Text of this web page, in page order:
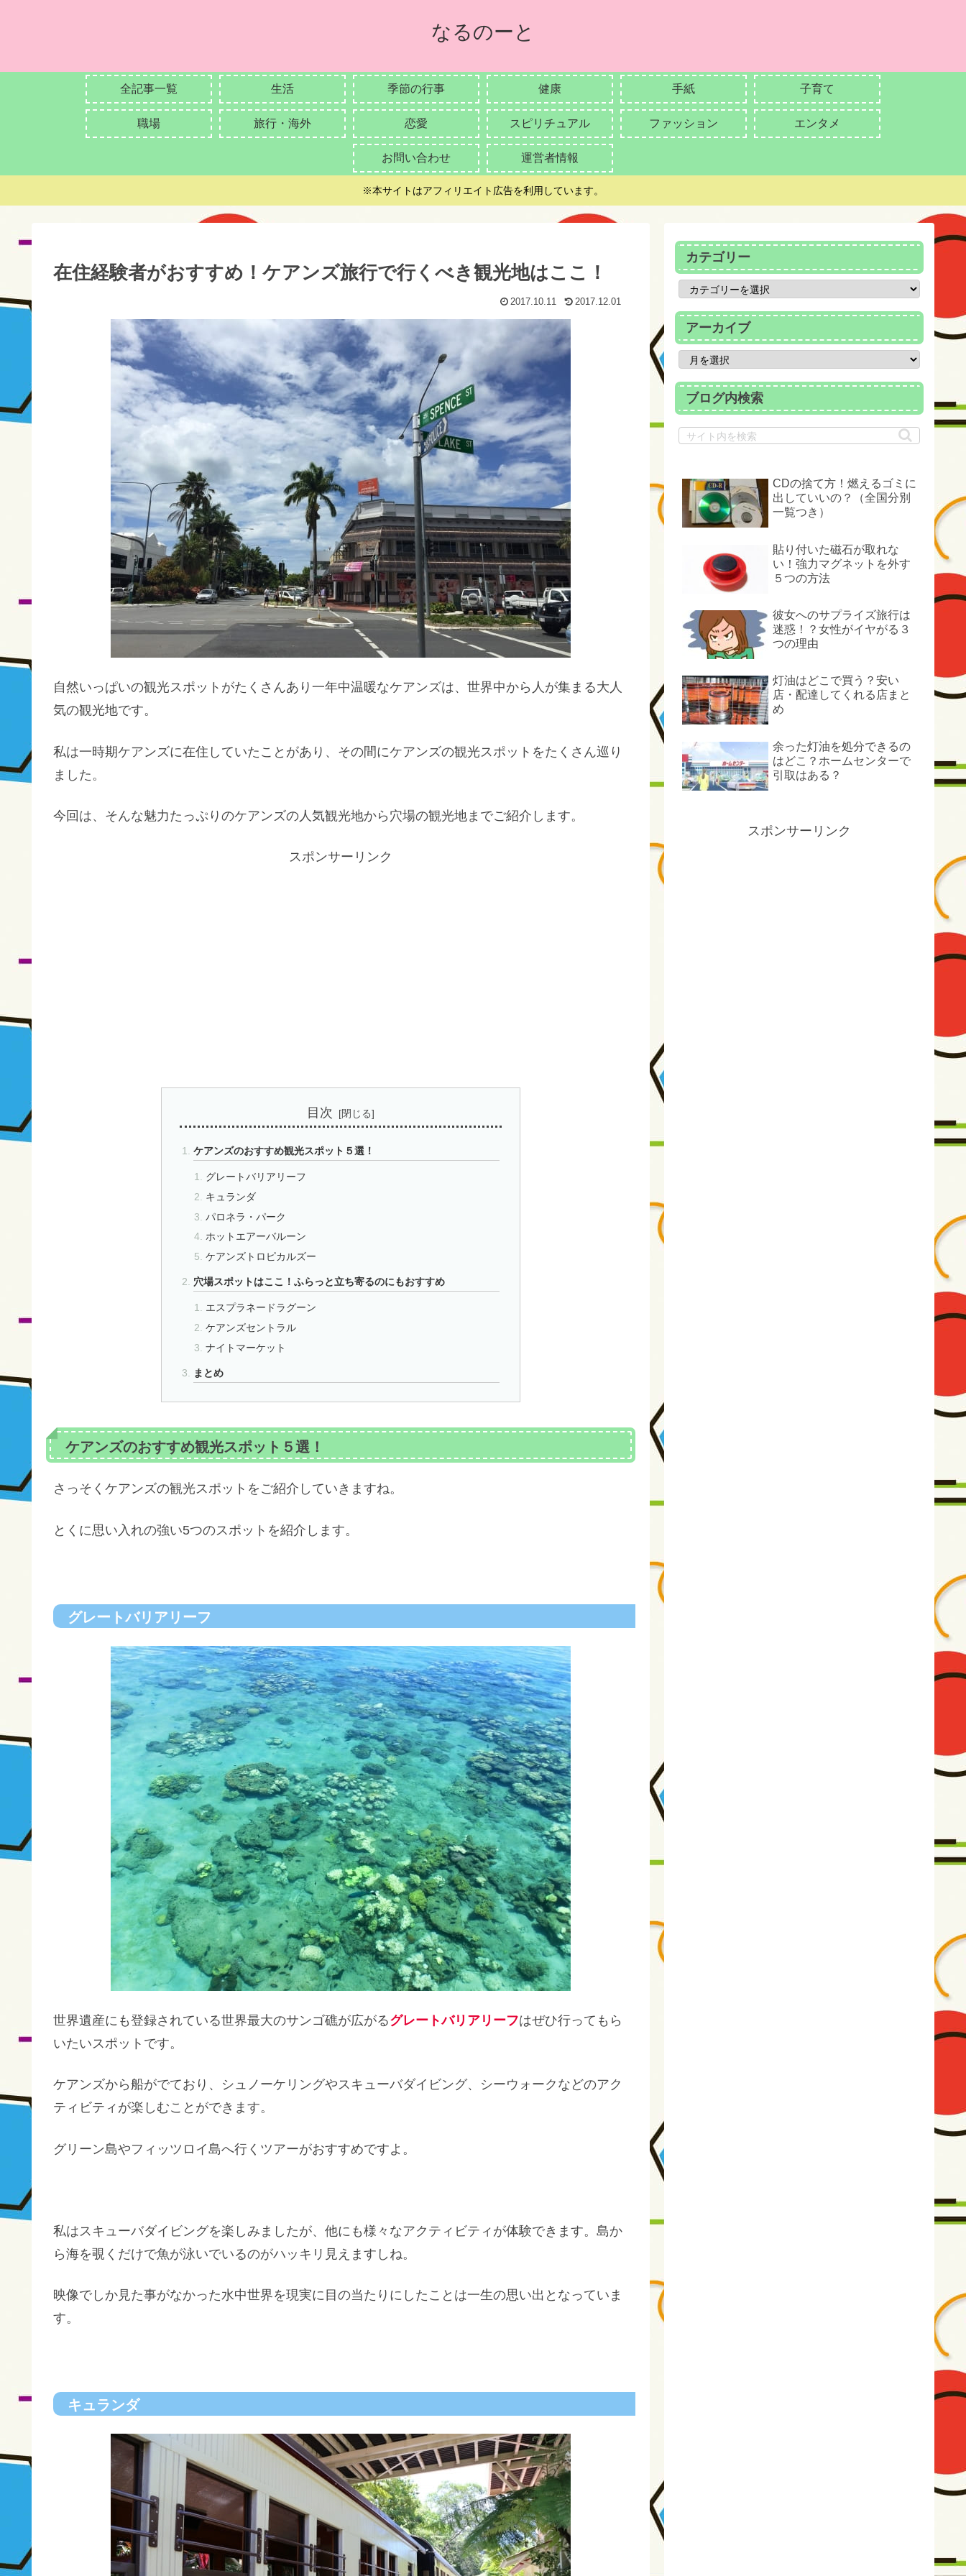
なるのーと
全記事一覧 生活 季節の行事 健康 手紙 子育て
職場 旅行・海外 恋愛 スピリチュアル ファッション エンタメ
お問い合わせ 運営者情報
※本サイトはアフィリエイト広告を利用しています。
在住経験者がおすすめ！ケアンズ旅行で行くべき観光地はここ！
2017.10.11 2017.12.01
自然いっぱいの観光スポットがたくさんあり一年中温暖なケアンズは、世界中から人が集まる大人
気の観光地です。
私は一時期ケアンズに在住していたことがあり、その間にケアンズの観光スポットをたくさん巡り
ました。
今回は、そんな魅力たっぷりのケアンズの人気観光地から穴場の観光地までご紹介します。
スポンサーリンク
目次
ケアンズのおすすめ観光スポット５選！
グレートバリアリーフ
キュランダ
パロネラ・パーク
ホットエアーバルーン
ケアンズトロピカルズー
穴場スポットはここ！ふらっと立ち寄るのにもおすすめ
エスプラネードラグーン
ケアンズセントラル
ナイトマーケット
まとめ
ケアンズのおすすめ観光スポット５選！
さっそくケアンズの観光スポットをご紹介していきますね。
とくに思い入れの強い5つのスポットを紹介します。
グレートバリアリーフ
世界遺産にも登録されている世界最大のサンゴ礁が広がるグレートバリアリーフはぜひ行ってもら
いたいスポットです。
ケアンズから船がでており、シュノーケリングやスキューバダイビング、シーウォークなどのアク
ティビティが楽しむことができます。
グリーン島やフィッツロイ島へ行くツアーがおすすめですよ。
私はスキューバダイビングを楽しみましたが、他にも様々なアクティビティが体験できます。島か
ら海を覗くだけで魚が泳いでいるのがハッキリ見えますしね。
映像でしか見た事がなかった水中世界を現実に目の当たりにしたことは一生の思い出となっていま
す。
キュランダ
カテゴリー
アーカイブ
ブログ内検索
CDの捨て方！燃えるゴミに
出していいの？（全国分別
一覧つき）
貼り付いた磁石が取れな
い！強力マグネットを外す
５つの方法
彼女へのサプライズ旅行は
迷惑！？女性がイヤがる３
つの理由
灯油はどこで買う？安い
店・配達してくれる店まと
め
余った灯油を処分できるの
はどこ？ホームセンターで
引取はある？
スポンサーリンク